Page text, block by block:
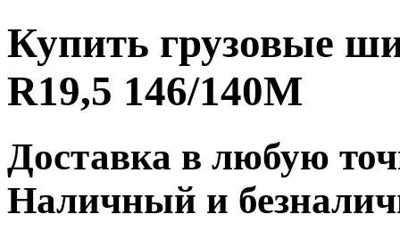
Купить грузовые
R19,5 146/140M
Доставка в любую
Наличный и